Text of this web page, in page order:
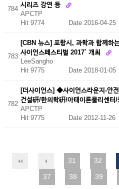
784
시리즈 강연 등
APCTP
Hit 9774 Date 2016-04-25
783
[CBN 뉴스] 포항시, 과학과 함께하
사이언스페스티벌 2017` 개최
LeeSangho
Hit 9775 Date 2018-01-05
782
[더사이언스] ◆사이언스라운지-안
건설硏/한의학硏/아태이론물리센터/
APCTP
Hit 9775 Date 2012-11-26
31 32
37
38 39